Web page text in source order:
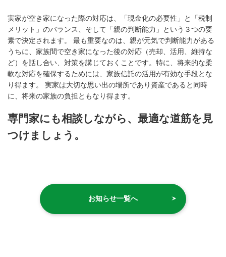
実家が空き家になった際の対応は、「現金化の必要性」と「税制
メリッ ト」のバランス、そして「親の判断能力」という３つの要
素で決定されます。 最も重要なのは、親が元気で判断能力がある
うちに、家族間で空き家になった後の対応（売却、活用、維持な
ど）を話し合い、対策を講じておくことです。特に、将来的な柔
軟な対応を確保するためには、家族信託の活用が有効な手段とな
り得ます。 実家は大切な思い出の場所であり資産であると同時
に、将来の家族の負担ともなり得ます。
専門家にも相談しながら、最適な道筋を見
つけましょう。
お知らせ一覧へ